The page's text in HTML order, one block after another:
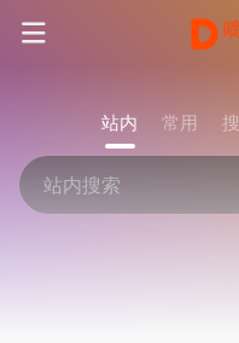
站内 常用